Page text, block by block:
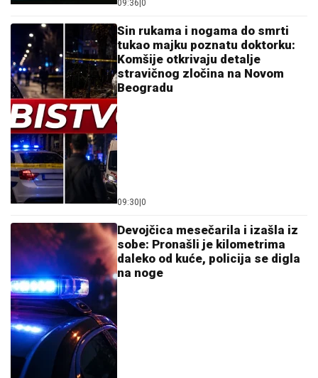
"IMAO JE NAPADE, TREBALO SE
IZBORITI SA TIM"Pevačica zbog
unuka sa autizmom otišla da živi na
selo, pa morala da donese najtežu
odluku: "Postao je agresivan"
KOMENTARI (0)